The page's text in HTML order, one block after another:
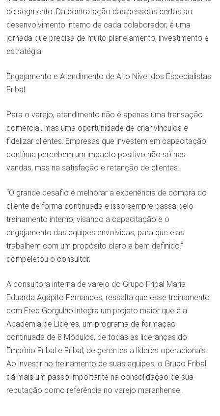
do segmento. Da contratação das pessoas certas ao
desenvolvimento interno de cada colaborador, é uma
jornada que precisa de muito planejamento, investimento e
estratégia.
Engajamento e Atendimento de Alto Nível dos Especialistas
Fribal
Para o varejo, atendimento não é apenas uma transação
comercial, mas uma oportunidade de criar vínculos e
fidelizar clientes. Empresas que investem em capacitação
contínua percebem um impacto positivo não só nas
vendas, mas na satisfação e retenção de clientes.
“O grande desafio é melhorar a experiência de compra do
cliente de forma continuada e isso sempre passa pelo
treinamento interno, visando a capacitação e o
engajamento das equipes envolvidas, para que elas
trabalhem com um propósito claro e bem definido.”
compeletou o consultor.
A consultora interna de varejo do Grupo Fribal Maria
Eduarda Agápito Fernandes, ressalta que esse treinamento
com Fred Gorgulho integra um projeto maior que é a
Academia de Líderes, um programa de formação
continuada de 8 Módulos, de todas as lideranças do
Empório Fribal e Fribal; de gerentes a líderes operacionais.
Ao investir no treinamento de suas equipes, o Grupo Fribal
dá mais um passo importante na consolidação de sua
reputação como referência no varejo maranhense.